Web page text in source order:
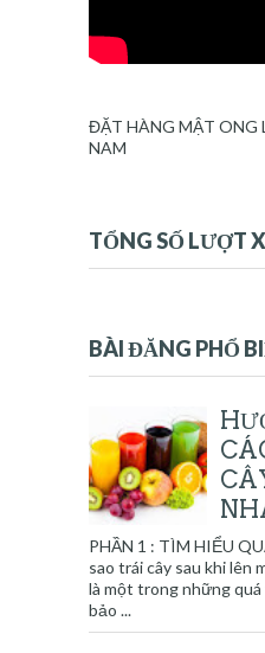
ĐẶT HÀNG MẬT ONG
NAM
TỔNG SỐ LƯỢT
BÀI ĐĂNG PHỔ
PHẦN 1 : TÌM HIỂU
sao trái cây sau khi lên
là một trong những
bảo ...